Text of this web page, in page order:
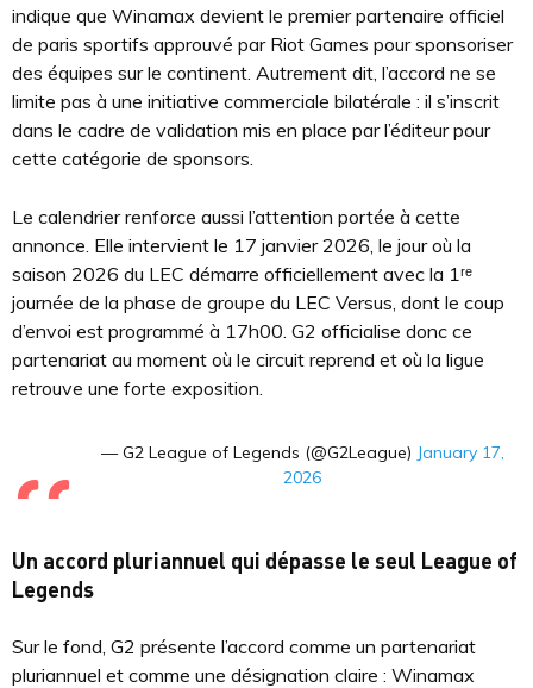
indique que Winamax devient le premier partenaire officiel
de paris sportifs approuvé par Riot Games pour sponsoriser
des équipes sur le continent. Autrement dit, l’accord ne se
limite pas à une initiative commerciale bilatérale : il s’inscrit
dans le cadre de validation mis en place par l’éditeur pour
cette catégorie de sponsors.
Le calendrier renforce aussi l’attention portée à cette
annonce. Elle intervient le 17 janvier 2026, le jour où la
saison 2026 du LEC démarre officiellement avec la 1ʳᵉ
journée de la phase de groupe du LEC Versus, dont le coup
d’envoi est programmé à 17h00. G2 officialise donc ce
partenariat au moment où le circuit reprend et où la ligue
retrouve une forte exposition.
— G2 League of Legends (@G2League) January 17,
2026
Un accord pluriannuel qui dépasse le seul League of
Legends
Sur le fond, G2 présente l’accord comme un partenariat
pluriannuel et comme une désignation claire : Winamax